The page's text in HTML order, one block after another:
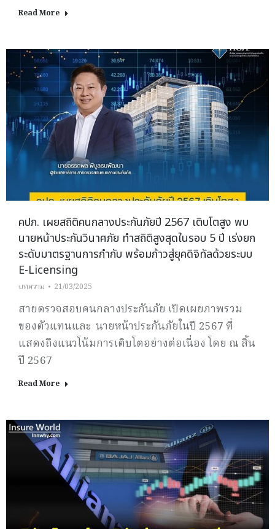
Read More
คปภ. เผยสถิติคนกลางประกันภัยปี 2567 เติบโตสูง พบ
นายหน้าประกันวินาศภัย ทำสถิติสูงสุดในรอบ 5 ปี เร่งยก
ระดับมาตรฐานการกำกับ พร้อมก้าวสู่ยุคดิจิทัลด้วยระบบ
E-Licensing
บทความ 21/03/2025
สายตรวจสอบคนกลางประกันภัย เปิดเผยภาพรวม
ของตัวแทนและ นายหน้าประกันภัยในปี 2567 ที่
แสดงถึงแนวโน้มการเติบโตอย่างต่อเนื่อง โดย ณ สิ้น
ปี 2567
Read More